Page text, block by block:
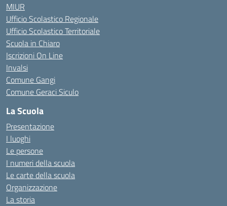
MIUR
Ufficio Scolastico Regionale
Ufficio Scolastico Territoriale
Scuola in Chiaro
Iscrizioni On Line
Invalsi
Comune Gangi
Comune Geraci Siculo
La Scuola
Presentazione
I luoghi
Le persone
I numeri della scuola
Le carte della scuola
Organizzazione
La storia